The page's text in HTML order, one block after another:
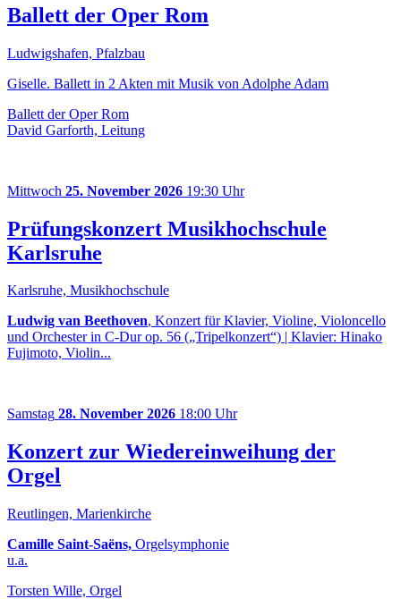
Ballett der Oper Rom
Ludwigshafen, Pfalzbau
Giselle. Ballett in 2 Akten mit Musik von Adolphe Adam
Ballett der Oper Rom
David Garforth, Leitung
Mittwoch 25. November 2026 19:30 Uhr
Prüfungskonzert Musikhochschule
Karlsruhe
Karlsruhe, Musikhochschule
Ludwig van Beethoven, Konzert für Klavier, Violine, Violoncello
und Orchester in C-Dur op. 56 („Tripelkonzert“) | Klavier: Hinako
Fujimoto, Violin...
Samstag 28. November 2026 18:00 Uhr
Konzert zur Wiedereinweihung der
Orgel
Reutlingen, Marienkirche
Camille Saint-Saëns, Orgelsymphonie
u.a.
Torsten Wille, Orgel